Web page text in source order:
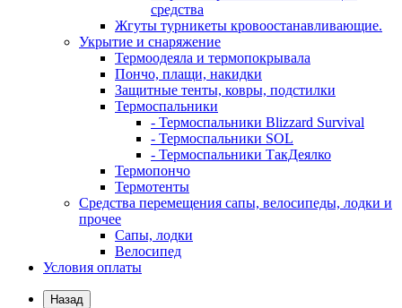
средства
Жгуты турникеты кровоостанавливающие.
Укрытие и снаряжение
Термоодеяла и термопокрывала
Пончо, плащи, накидки
Защитные тенты, ковры, подстилки
Термоспальники
- Термоспальники Blizzard Survival
- Термоспальники SOL
- Термоспальники ТакДеялко
Термопончо
Термотенты
Средства перемещения сапы, велосипеды, лодки и
прочее
Сапы, лодки
Велосипед
Условия оплаты
Назад